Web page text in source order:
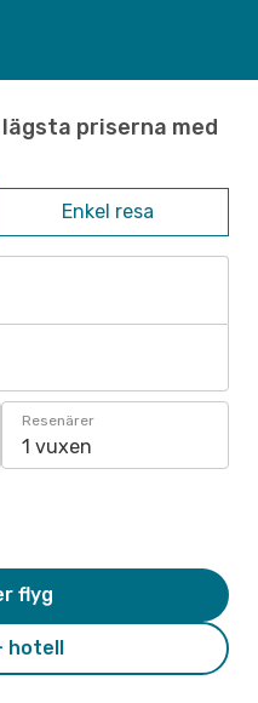
priserna med
Enkel resa
Resenärer
1 vuxen
hotell
flyg